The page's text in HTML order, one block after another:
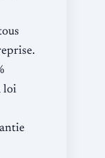
loi